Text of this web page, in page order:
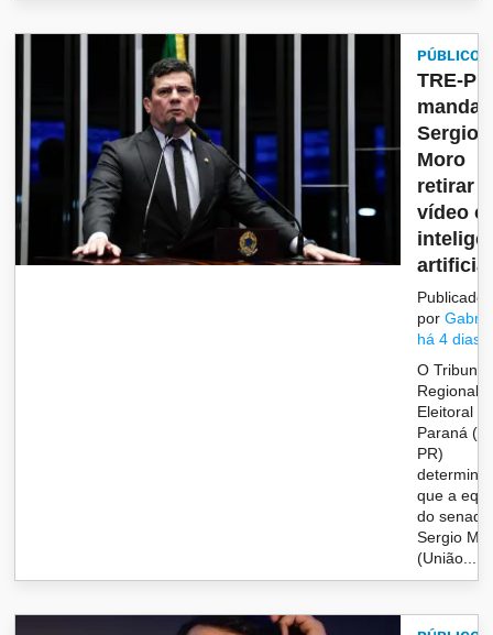
PÚBLICO
TRE-PR
manda
Sergio
Moro
retirar
vídeo
Publicado
por
há 4 dias
O Tribunal
Regional
Eleitoral
Paraná
PR)
que a
do
Sergio
(União...